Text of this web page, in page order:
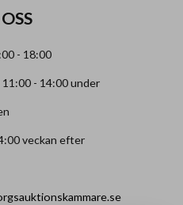
- 18:00
- 14:00 under
veckan efter